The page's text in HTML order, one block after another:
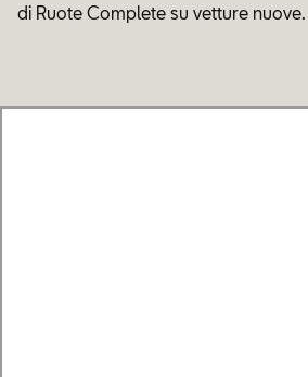
di Ruote Complete su vetture nuove.